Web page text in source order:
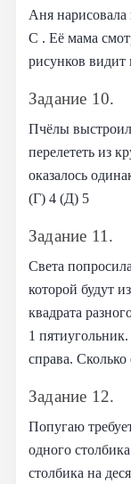
Аня
С . Её мама
рисунков видит
Задание 10.
Пчёлы
перелететь из
оказалось
(Г) 4 (Д) 5
Задание 11.
Света
которой будут
квадрата
1
справа.
Задание 12.
Попугаю
одного
столбика на